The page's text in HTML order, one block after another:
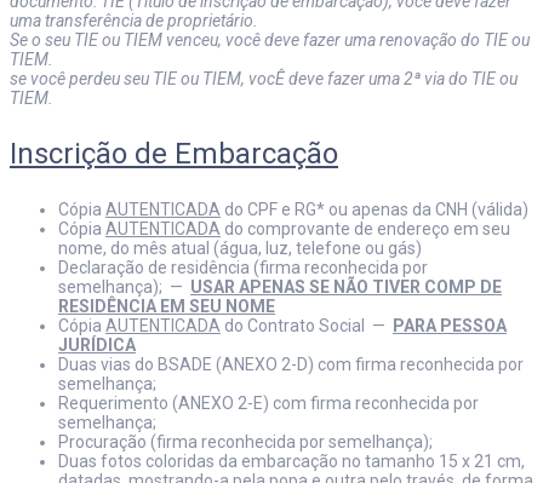
uma transferência de proprietário.
Se o seu TIE ou TIEM venceu, você deve fazer uma renovação do TIE ou
TIEM.
se você perdeu seu TIE ou TIEM, vocÊ deve fazer uma 2ª via do TIE ou
TIEM.
Inscrição de Embarcação
Cópia AUTENTICADA do CPF e RG* ou apenas da CNH (válida)
Cópia AUTENTICADA do comprovante de endereço em seu
nome, do mês atual (água, luz, telefone ou gás)
Declaração de residência (firma reconhecida por
semelhança); — USAR APENAS SE NÃO TIVER COMP DE
RESIDÊNCIA EM SEU NOME
Cópia AUTENTICADA do Contrato Social —
PARA PESSOA
JURÍDICA
Duas vias do BSADE (ANEXO 2-D) com firma reconhecida por
semelhança;
Requerimento (ANEXO 2-E) com firma reconhecida por
semelhança;
Procuração (firma reconhecida por semelhança);
Duas fotos coloridas da embarcação no tamanho 15 x 21 cm,